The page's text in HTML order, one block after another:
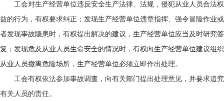
工会对生产经营单位违反安全生产法律、法规，侵犯从业人员合法权
益的行为，有权要求纠正；发现生产经营单位违章指挥、强令冒险作业或
者发现事故隐患时，有权提出解决的建议，生产经营单位应当及时研究答
复；发现危及从业人员生命安全的情况时，有权向生产经营单位建议组织
从业人员撤离危险场所，生产经营单位必须立即作出处理。
工会有权依法参加事故调查，向有关部门提出处理意见，并要求追究
有关人员的责任。